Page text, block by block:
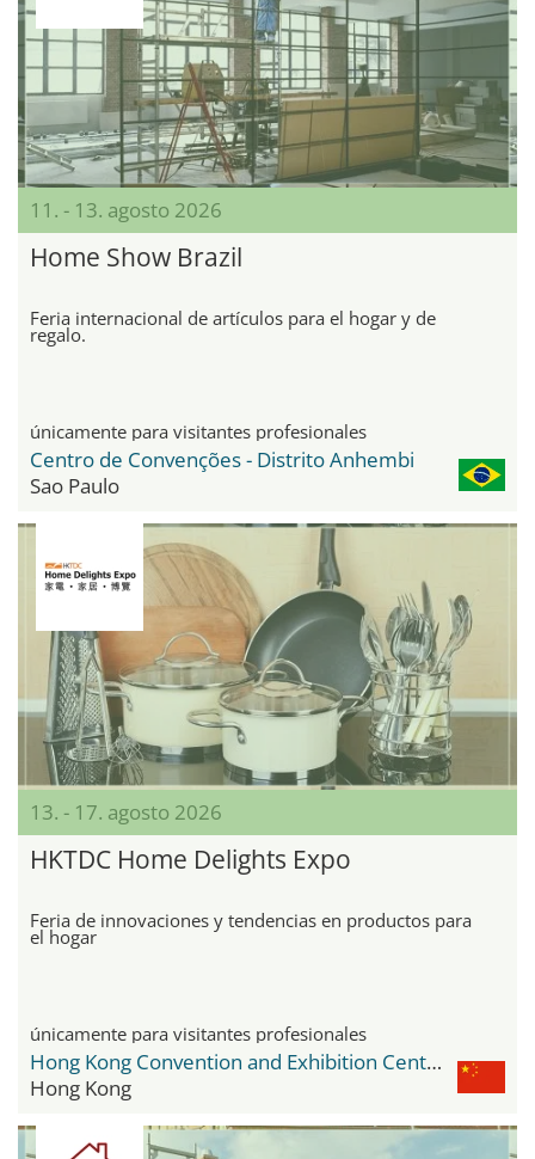
11. - 13. agosto 2026
Home Show Brazil
Feria internacional de artículos para el hogar y de
regalo.
únicamente para visitantes profesionales
Centro de Convenções - Distrito Anhembi
Sao Paulo
13. - 17. agosto 2026
HKTDC Home Delights Expo
Feria de innovaciones y tendencias en productos para
el hogar
únicamente para visitantes profesionales
Hong Kong Convention and Exhibition Centre
Hong Kong